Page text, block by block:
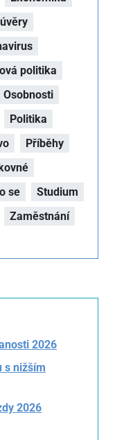
politika
Osobnosti
Politika
Příběhy
se
Studium
Zaměstnání
2026
s nižším
2026